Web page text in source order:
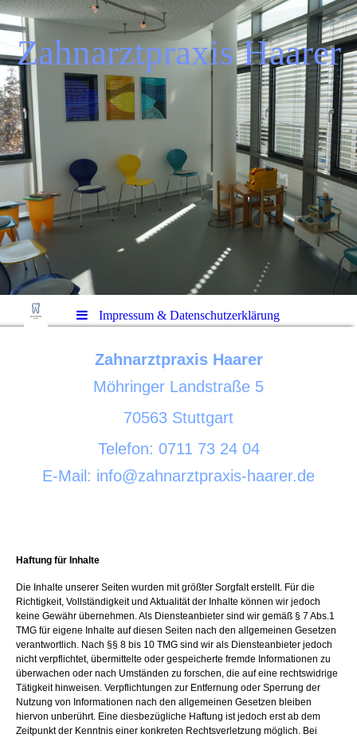
Zahnarztpraxis Haarer
Impressum & Datenschutzerklärung
Zahnarztpraxis Haarer
Möhringer Landstraße 5
70563 Stuttgart
Telefon: 0711 73 24 04
E-Mail: info@zahnarztpraxis-haarer.de
Haftung für Inhalte
Die Inhalte unserer Seiten wurden mit größter Sorgfalt erstellt. Für die
Richtigkeit, Vollständigkeit und Aktualität der Inhalte können wir jedoch
keine Gewähr übernehmen. Als Diensteanbieter sind wir gemäß § 7 Abs.1
TMG für eigene Inhalte auf diesen Seiten nach den allgemeinen Gesetzen
verantwortlich. Nach §§ 8 bis 10 TMG sind wir als Diensteanbieter jedoch
nicht verpflichtet, übermittelte oder gespeicherte fremde Informationen zu
überwachen oder nach Umständen zu forschen, die auf eine rechtswidrige
Tätigkeit hinweisen. Verpflichtungen zur Entfernung oder Sperrung der
Nutzung von Informationen nach den allgemeinen Gesetzen bleiben
hiervon unberührt. Eine diesbezügliche Haftung ist jedoch erst ab dem
Zeitpunkt der Kenntnis einer konkreten Rechtsverletzung möglich. Bei